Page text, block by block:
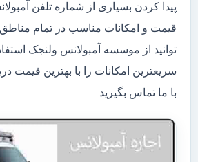
پیدا کردن بسیاری از شماره تلفن
قیمت و امکانات مناسب در تمام
توانید از موسسه آمبولانس ولنجک
سریعترین امکانات را با بهترین قیمت
با ما تماس بگیرید